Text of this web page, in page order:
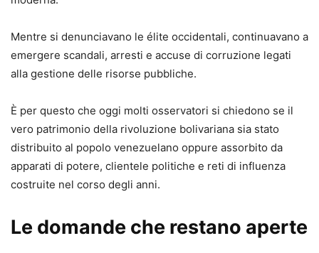
Mentre si denunciavano le élite occidentali, continuavano a
emergere scandali, arresti e accuse di corruzione legati
alla gestione delle risorse pubbliche.
È per questo che oggi molti osservatori si chiedono se il
vero patrimonio della rivoluzione bolivariana sia stato
distribuito al popolo venezuelano oppure assorbito da
apparati di potere, clientele politiche e reti di influenza
costruite nel corso degli anni.
Le domande che restano aperte